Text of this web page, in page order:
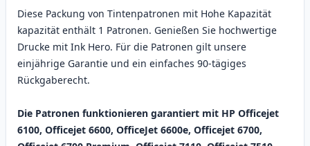
Diese Packung von Tintenpatronen mit Hohe Kapazität
kapazität enthält 1 Patronen. Genießen Sie hochwertige
Drucke mit Ink Hero. Für die Patronen gilt unsere
einjährige Garantie und ein einfaches 90-tägiges
Rückgaberecht.
Die Patronen funktionieren garantiert mit HP Officejet
6100, Officejet 6600, OfficeJet 6600e, Officejet 6700,